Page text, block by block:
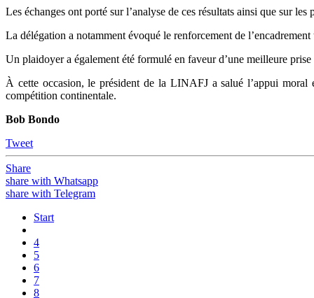
Les échanges ont porté sur l’analyse de ces résultats ainsi que sur
La délégation a notamment évoqué le renforcement de
Un plaidoyer a également été formulé en faveur d’une meilleure
À cette occasion, le président de la LINAFJ a salué l’appui moral
compétition continentale.
Bob Bondo
Tweet
Share
share with Whatsapp
share with Telegram
Start
4
5
6
7
8